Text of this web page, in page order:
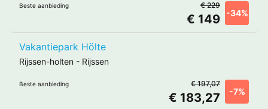
Beste aanbieding
€ 149 -34%
€ 229
Vakantiepark Hölte
Rijssen-holten - Rijssen
Beste aanbieding
€ 183,27 -7%
€ 197,07